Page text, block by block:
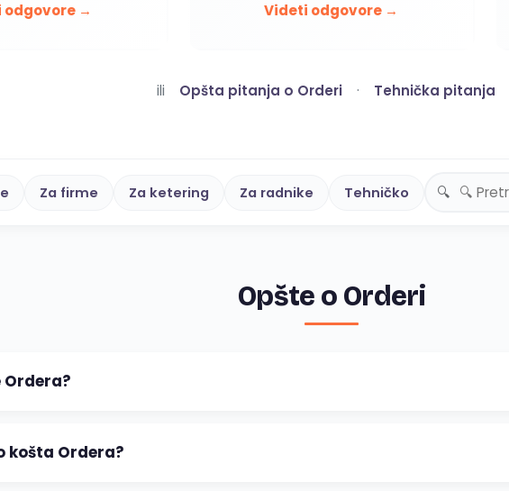
odgovore →
Videti odgovore →
ili Opšta pitanja o Orderi · Tehnička pitanja
Za firme Za ketering Za radnike Tehničko
Opšte o Orderi
Ordera?
košta Ordera?